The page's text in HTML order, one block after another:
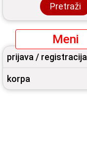
Pretraži
Meni
prijava / registracija
korpa